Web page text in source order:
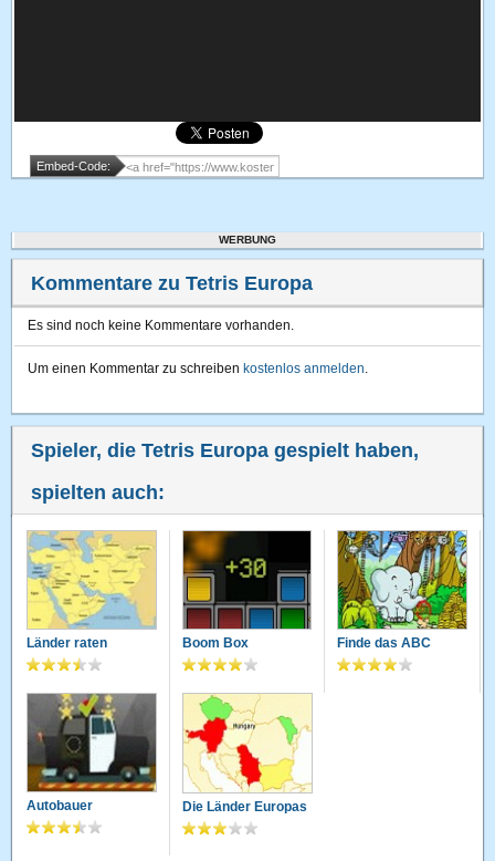
Embed-Code:
WERBUNG
Kommentare zu Tetris Europa
Es sind noch keine Kommentare vorhanden.
Um einen Kommentar zu schreiben kostenlos anmelden.
Spieler, die Tetris Europa gespielt haben,
spielten auch:
Länder raten Boom Box Finde das ABC
Autobauer Die Länder Europas